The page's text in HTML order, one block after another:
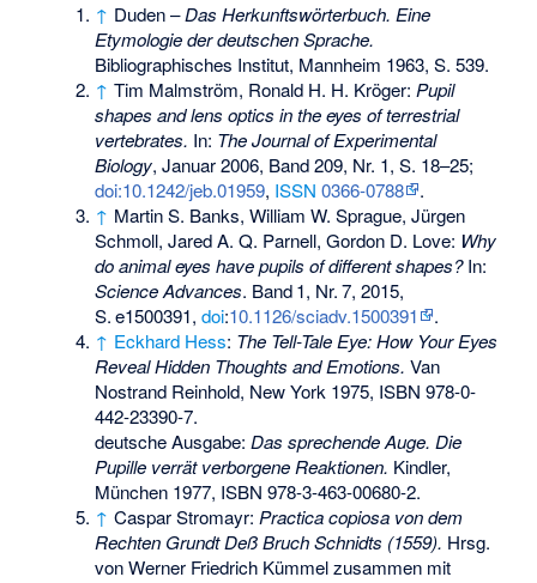
↑ Duden –Das Herkunftswörterbuch. Eine
Etymologie der deutschen Sprache.
Bibliographisches Institut, Mannheim 1963, S. 539.
↑ Tim Malmström, Ronald H. H. Kröger: Pupil
shapes and lens optics in the eyes of terrestrial
vertebrates. In: The Journal of Experimental
Biology, Januar 2006, Band 209, Nr. 1, S. 18–25;
doi:10.1242/jeb.01959, ISSN 0366-0788
.
↑ Martin S. Banks, William W. Sprague, Jürgen
Schmoll, Jared A. Q. Parnell, Gordon D. Love: Why
do animal eyes have pupils of different shapes?In:
Science Advances. Band1, Nr.7, 2015,
S.e1500391,doi:10.1126/sciadv.1500391
.
↑ Eckhard Hess: The Tell-Tale Eye: How Your Eyes
Reveal Hidden Thoughts and Emotions. Van
Nostrand Reinhold, New York 1975, ISBN 978-0-
442-23390-7.
deutsche Ausgabe:Das sprechende Auge. Die
Pupille verrät verborgene Reaktionen. Kindler,
München 1977, ISBN 978-3-463-00680-2.
↑ Caspar Stromayr: Practica copiosa von dem
Rechten Grundt Deß Bruch Schnidts (1559). Hrsg.
von Werner Friedrich Kümmel zusammen mit